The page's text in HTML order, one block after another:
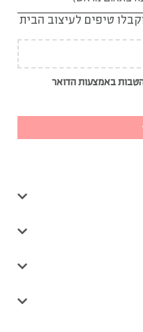
טיפים לעיצוב הבית
באמצעות הדואר